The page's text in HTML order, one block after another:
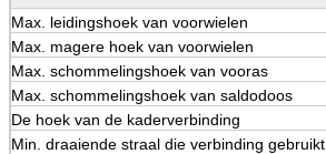
Max. leidingshoek van voorwielen
Max. magere hoek van voorwielen
Max. schommelingshoek van vooras
Max. schommelingshoek van saldodoos
De hoek van de kaderverbinding
Min. draaiende straal die verbinding gebruikt